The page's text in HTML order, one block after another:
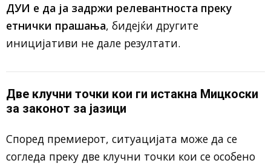
ДУИ е да ја задржи релевантноста преку
етнички прашања, бидејќи другите
иницијативи не дале резултати.
Две клучни точки кои ги истакна Мицкоски
за законот за јазици
Според премиерот, ситуацијата може да се
согледа преку две клучни точки кои се особено